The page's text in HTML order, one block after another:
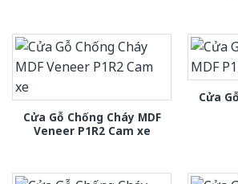
Cửa Gỗ Chống Cháy MDF
Veneer P1R2 Cam xe
Cửa